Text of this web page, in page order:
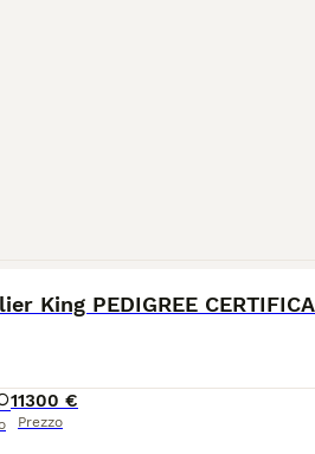
King PEDIGREE
11300 €
Prezzo